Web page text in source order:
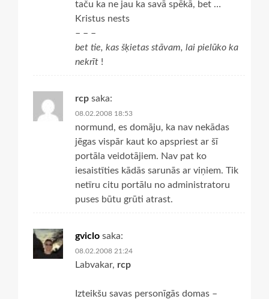
taču ka ne jau ka savā spēkā, bet …
Kristus nests
– – –
bet tie, kas šķietas stāvam, lai pielūko ka
nekrīt !
rcp saka:
08.02.2008 18:53
normund, es domāju, ka nav nekādas
jēgas vispār kaut ko apspriest ar šī
portāla veidotājiem. Nav pat ko
iesaistīties kādās sarunās ar viņiem. Tik
netīru citu portālu no administratoru
puses būtu grūti atrast.
gviclo saka:
08.02.2008 21:24
Labvakar, rcp
Izteikšu savas personīgās domas –